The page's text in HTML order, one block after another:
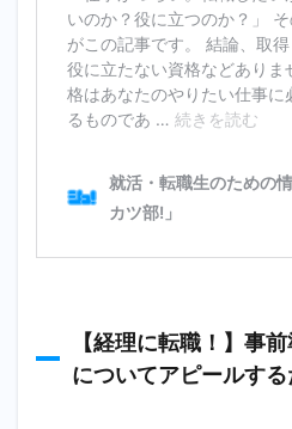
【経理に転職！】事
についてアピールす